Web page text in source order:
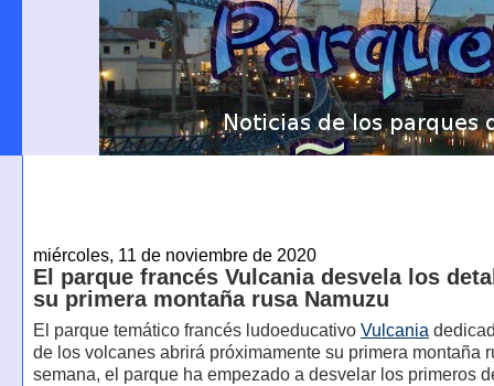
miércoles, 11 de noviembre de 2020
El parque francés Vulcania desvela los
su primera montaña rusa Namuzu
El parque temático francés ludoeducativo Vulcania
de los volcanes abrirá próximamente su primera montaña
semana, el parque ha empezado a desvelar los primeros